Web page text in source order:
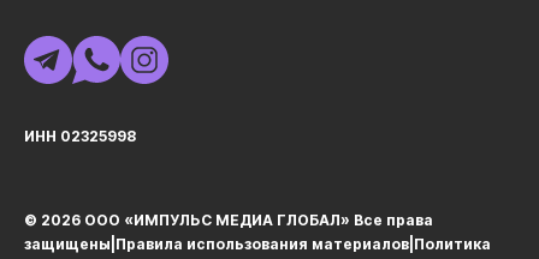
ИНН 02325998
© 2026 ООО «ИМПУЛЬС МЕДИА ГЛОБАЛ» Все права
защищеныㅤ|ㅤ Правила использования материалов Политика